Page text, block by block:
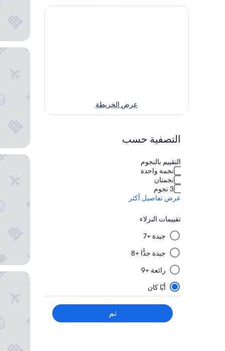
عرض الخريطة
التصفية حسب
التقييم بالنجوم
نجمة واحدة
نجمتان
3 نجوم
عرض تفاصيل أكثر
تقييمات النزلاء
سيؤدي
تحديد
عامل
تصفية
من
هذه
المجموعة
تطبيقه
جيدة +7
جيدة جدًّا +8
رائعة +9
أيّا كان
تم
جراند
هوتل
هيلتون